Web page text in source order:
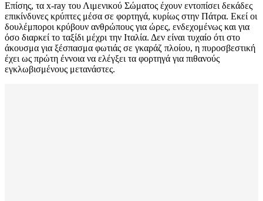
Επίσης, τα x-ray του Λιμενικού Σώματος έχουν εντοπίσει δεκάδες
επικίνδυνες κρύπτες μέσα σε φορτηγά, κυρίως στην Πάτρα. Εκεί οι
δουλέμποροι κρύβουν ανθρώπους για ώρες, ενδεχομένως και για
όσο διαρκεί το ταξίδι μέχρι την Ιταλία. Δεν είναι τυχαίο ότι στο
άκουσμα για ξέσπασμα φωτιάς σε γκαράζ πλοίου, η πυροσβεστική
έχει ως πρώτη έννοια να ελέγξει τα φορτηγά για πιθανούς
εγκλωβισμένους μετανάστες.